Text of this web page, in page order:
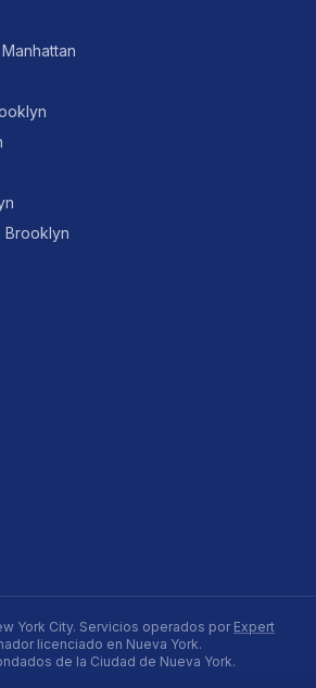
Brooklyn
York City. Servicios operados por Expert
licenciado en Nueva York.
de la Ciudad de Nueva York.